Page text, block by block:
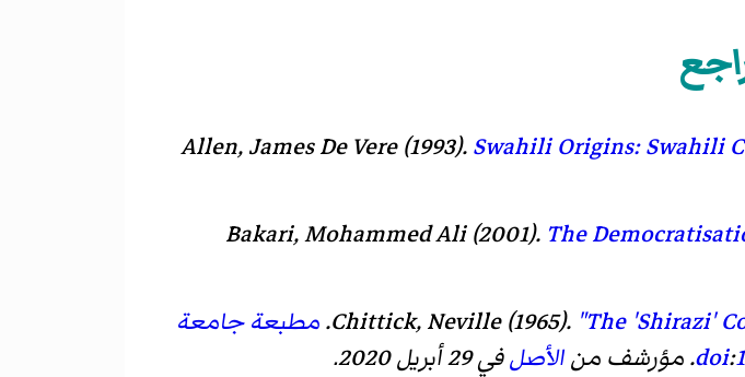
Allen, James De Vere (1993).Swahili Origins: Swahili
Bakari, Mohammed Ali (2001). The
Chittick, Neville (1965). "The 'Shirazi'
.مطبعة جامعة
doi: . مؤرشف منالأصلفي 29 أبريل 2020.